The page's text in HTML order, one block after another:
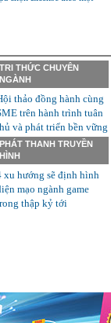
TRI THỨC CHUYÊN
NGÀNH
thảo đồng hành cùng
trên hành trình tuân
và phát triển bền vững
PHÁT THANH TRUYỀN
HÌNH
xu hướng sẽ định hình
mạo ngành game
thập kỷ tới